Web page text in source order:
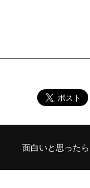
面白いと思ったら